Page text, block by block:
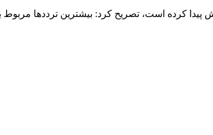
کرده است، تصریح کرد: بیشترین ترددها مربوط